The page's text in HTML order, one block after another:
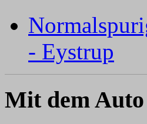
- Eystrup
Mit dem Auto